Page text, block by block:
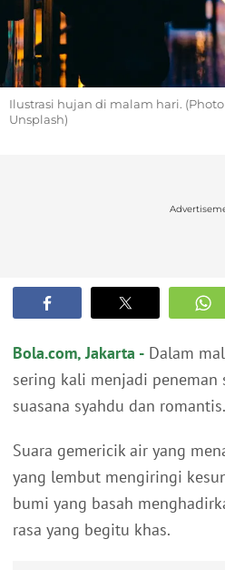
Ilustrasi hujan di malam hari.
Unsplash)
Bola.com, Jakarta - Dalam
sering kali menjadi peneman
suasana syahdu dan romantis.
Suara gemericik air yang
yang lembut mengiringi
bumi yang basah
rasa yang begitu khas.